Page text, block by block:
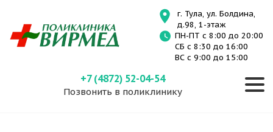
г. Тула, ул. Болдина,
д.98, 1-этаж
ПН-ПТ с 8:00 до 20:00
СБ с 8:30 до 16:00
ВС с 9:00 до 15:00
+7 (4872) 52-04-54
Позвонить в поликлинику